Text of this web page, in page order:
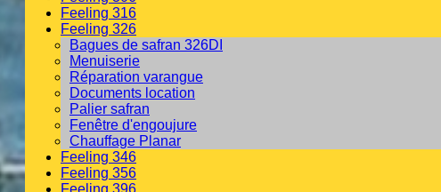
Feeling 316
Feeling 326
Bagues de safran 326DI
Menuiserie
Réparation varangue
Documents location
Palier safran
Fenêtre d'engoujure
Chauffage Planar
Feeling 346
Feeling 356